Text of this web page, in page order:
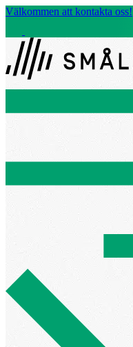
Välkommen att kontakta oss!